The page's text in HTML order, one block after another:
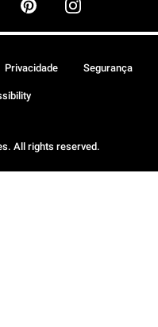
All rights reserved.
Privacidade Segurança